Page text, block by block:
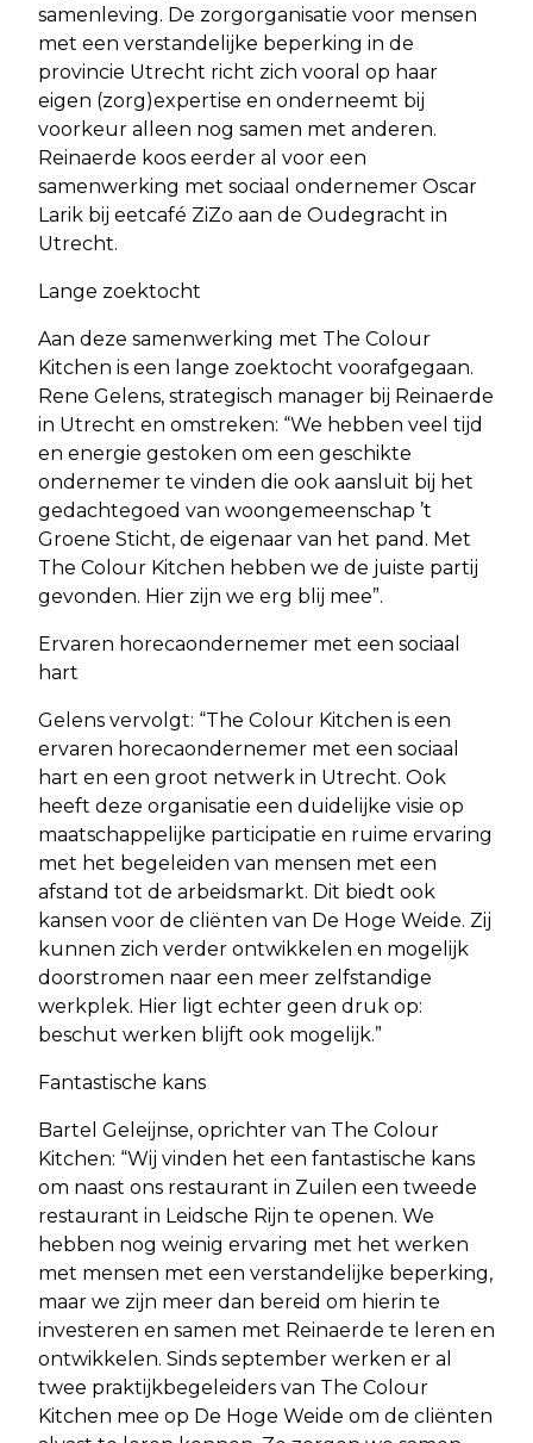
samenleving. De zorgorganisatie voor mensen
met een verstandelijke beperking in de
provincie Utrecht richt zich vooral op haar
eigen (zorg)expertise en onderneemt bij
voorkeur alleen nog samen met anderen.
Reinaerde koos eerder al voor een
samenwerking met sociaal ondernemer Oscar
Larik bij eetcafé ZiZo aan de Oudegracht in
Utrecht.
Lange zoektocht
Aan deze samenwerking met The Colour
Kitchen is een lange zoektocht voorafgegaan.
Rene Gelens, strategisch manager bij Reinaerde
in Utrecht en omstreken: “We hebben veel tijd
en energie gestoken om een geschikte
ondernemer te vinden die ook aansluit bij het
gedachtegoed van woongemeenschap ’t
Groene Sticht, de eigenaar van het pand. Met
The Colour Kitchen hebben we de juiste partij
gevonden. Hier zijn we erg blij mee”.
Ervaren horecaondernemer met een sociaal
hart
Gelens vervolgt: “The Colour Kitchen is een
ervaren horecaondernemer met een sociaal
hart en een groot netwerk in Utrecht. Ook
heeft deze organisatie een duidelijke visie op
maatschappelijke participatie en ruime ervaring
met het begeleiden van mensen met een
afstand tot de arbeidsmarkt. Dit biedt ook
kansen voor de cliënten van De Hoge Weide. Zij
kunnen zich verder ontwikkelen en mogelijk
doorstromen naar een meer zelfstandige
werkplek. Hier ligt echter geen druk op:
beschut werken blijft ook mogelijk.”
Fantastische kans
Bartel Geleijnse, oprichter van The Colour
Kitchen: “Wij vinden het een fantastische kans
om naast ons restaurant in Zuilen een tweede
restaurant in Leidsche Rijn te openen. We
hebben nog weinig ervaring met het werken
met mensen met een verstandelijke beperking,
maar we zijn meer dan bereid om hierin te
investeren en samen met Reinaerde te leren en
ontwikkelen. Sinds september werken er al
twee praktijkbegeleiders van The Colour
Kitchen mee op De Hoge Weide om de cliënten